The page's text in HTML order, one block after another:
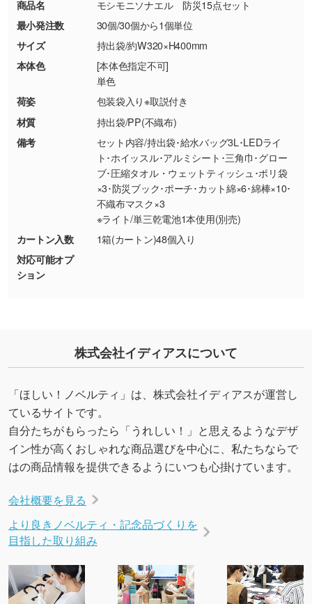
刷色にこだわりがある
DIC・PANTONEなどのカラーチップの指定や、
現物支給による色指定も承っております。→
しく見る
・背景がある画像からキャラクター部分だけを
シンプルな背景のデータや、使いたいキャラク
ター部分の輪郭がはっきりしているデータは切
り抜き処理が可能です。→ 詳しく見る
・持っているデータの背景が足りない／塗り足
しの作り方が分からない
印刷したいデータが印刷範囲よりも小さい場
合、シンプルな色・柄の背景であれば拡張が可
能です。→
いたします。配置のご相談にも応じています。
【返品・交換ができない場合】
・お客様の元で商品を加工された場合、または
商品が破損した場合
・商品到着後7日以上経過している場合
・お客様のご都合による返品・交換依頼(商
品・色・数量などの注文間違い等)
商品名
モシモニソナエル 防災15点セット
最小発注数
30個/30個から1個単位
サイズ
持出袋/約W320×H400mm
本体色
[本体色指定不可]
単色
荷姿
包装袋入り※取説付き
材質
持出袋/PP(不織布)
備考
セット内容/持出袋･給水バッグ3L･LEDライ
ト･ホイッスル･アルミシート･三角巾･グロー
ブ･圧縮タオル・ウェットティッシュ･ポリ袋
×3･防災ブック･ポーチ･カット綿×6･綿棒×10･
不織布マスク×3
※ライト/単三乾電池1本使用(別売)
カートン入数
1箱(カートン)48個入り
対応可能オプ
ション
株式会社イディアスについて
「ほしい！ノベルティ」は、株式会社イディアスが運営し
ているサイトです。
自分たちがもらったら「うれしい！」と思えるようなデザ
イン性が高くおしゃれな商品選びを中心に、私たちならで
はの商品情報を提供できるようにいつも心掛けています。
会社概要を見る
より良きノベルティ・記念品づくりを
目指した取り組み